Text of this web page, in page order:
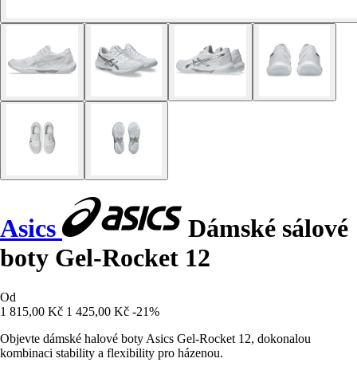
Asics
Dámské sálové
boty Gel-Rocket 12
Od
1 815,00 Kč 1 425,00 Kč -21%
Objevte dámské halové boty Asics Gel-Rocket 12, dokonalou
kombinaci stability a flexibility pro házenou.